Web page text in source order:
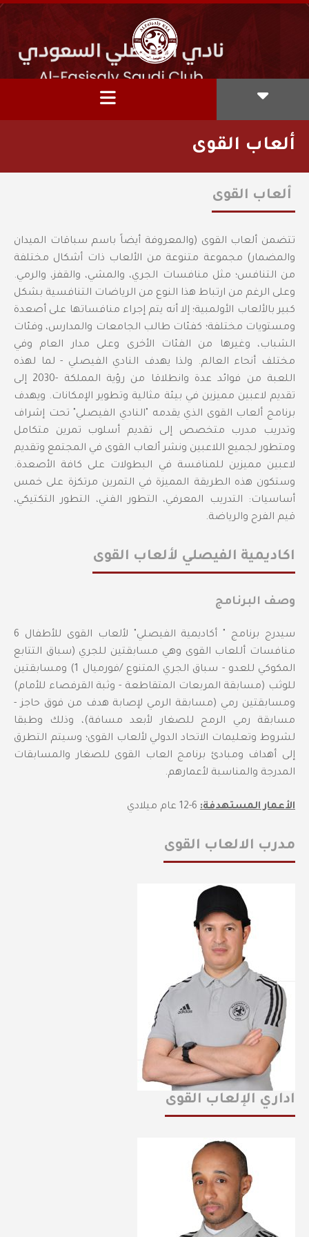
ألعاب القوى
ألعاب القوى
تتضمن ألعاب القوى (والمعروفة أيضاً باسم سباقات الميدان
والمضمار) مجموعة متنوعة من الألعاب ذات أشكال مختلفة
من التنافس؛ مثل منافسات الجري، والمشي، والقفز، والرمي.
وعلى الرغم من ارتباط هذا النوع من الرياضات التنافسية بشكل
كبير بالألعاب الأولمبية؛ إلا أنه يتم إجراء منافساتها على أصعدة
ومستويات مختلفة؛ كفئات طالب الجامعات والمدارس، وفئات
الشباب، وغيرها من الفئات الأخرى وعلى مدار العام وفي
مختلف أنحاء العالم. ولذا يهدف النادي الفيصلي - لما لهذه
اللعبة من فوائد عدة وانطلاقا من رؤية المملكة -2030 إلى
تقديم لاعبين مميزين في بيئة مثالية وتطوير الإمكانات. ويهدف
برنامج ألعاب القوى الذي يقدمه "النادي الفيصلي" تحت إشراف
وتدريب مدرب متخصص إلى تقديم أسلوب تمرين متكامل
ومتطور لجميع اللاعبين ونشر ألعاب القوى في المجتمع وتقديم
لاعبين مميزين للمنافسة في البطولات على كافة الأصعدة.
وستكون هذه الطريقة المميزة في التمرين مرتكزة على خمس
أساسيات: التدريب المعرفي، التطور الفني، التطور التكتيكي،
قيم الفرح والرياضة.
اكاديمية الفيصلي لألعاب القوى
وصف البرنامج
سيدرج برنامج " أكاديمية الفيصلي" لألعاب القوى للأطفال 6
منافسات أللعاب القوى وهي مسابقتين للجري (سباق التتابع
المكوكي للعدو - سباق الجري المتنوع /فورميال 1) ومسابقتين
للوثب (مسابقة المربعات المتقاطعة - وثبة القرفصاء للأمام)
ومسابقتين رمي (مسابقة الرمي لإصابة هدف من فوق حاجز -
مسابقة رمي الرمح للصغار لأبعد مسافة)، وذلك وطبقا
لشروط وتعليمات الاتحاد الدولي لألعاب القوى؛ وسيتم التطرق
إلى أهداف ومبادئ برنامج العاب القوى للصغار والمسابقات
المدرجة والمناسبة لأعمارهم.
الأعمار المستهدفة:
مدرب الالعاب القوى
اداري الإلعاب القوى